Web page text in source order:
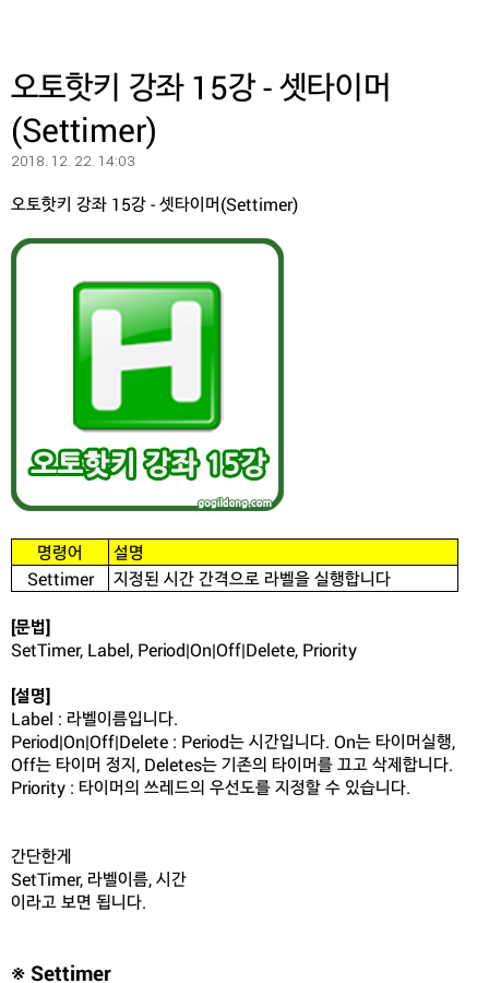
오토핫키 강좌 15강 - 셋타이머
(Settimer)
2018. 12. 22. 14:03
오토핫키 강좌 15강 - 셋타이머(Settimer)
명령어
설명
Settimer
지정된 시간 간격으로 라벨을 실행합니다
[문법]
SetTimer, Label, Period|On|Off|Delete, Priority
[설명]
Label : 라벨이름입니다.
Period|On|Off|Delete : Period는 시간입니다. On는 타이머실행,
Off는 타이머 정지, Deletes는 기존의 타이머를 끄고 삭제합니다.
Priority : 타이머의 쓰레드의 우선도를 지정할 수 있습니다.
간단한게
SetTimer, 라벨이름, 시간
이라고 보면 됩니다.
※ Settimer